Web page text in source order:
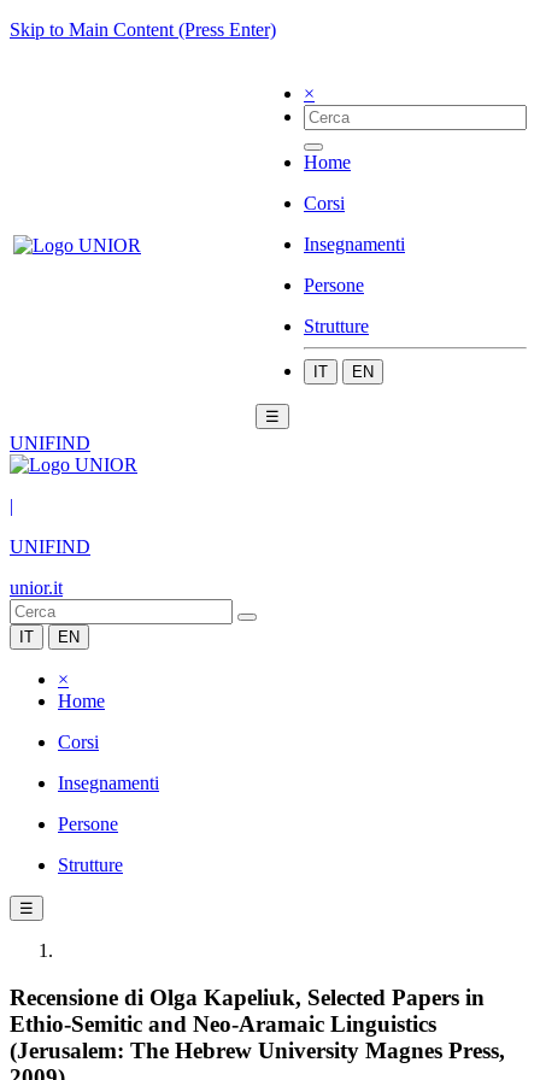
Skip to Main Content (Press Enter)
×
Home
Corsi
Insegnamenti
Persone
Strutture
IT EN
☰
UNIFIND
|
UNIFIND
unior.it
IT EN
×
Home
Corsi
Insegnamenti
Persone
Strutture
☰
Recensione di Olga Kapeliuk, Selected Papers in
Ethio-Semitic and Neo-Aramaic Linguistics
(Jerusalem: The Hebrew University Magnes Press,